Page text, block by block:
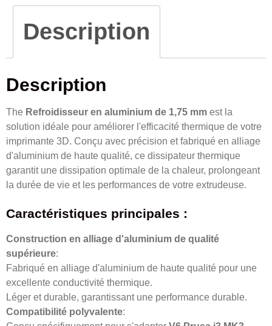
Description
Description
The Refroidisseur en aluminium de 1,75 mm est la
solution idéale pour améliorer l'efficacité thermique de votre
imprimante 3D. Conçu avec précision et fabriqué en alliage
d'aluminium de haute qualité, ce dissipateur thermique
garantit une dissipation optimale de la chaleur, prolongeant
la durée de vie et les performances de votre extrudeuse.
Caractéristiques principales :
Construction en alliage d'aluminium de qualité
supérieure:
Fabriqué en alliage d'aluminium de haute qualité pour une
excellente conductivité thermique.
Léger et durable, garantissant une performance durable.
Compatibilité polyvalente: